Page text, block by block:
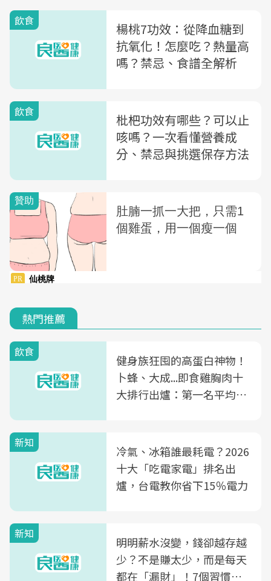
飲食
楊桃7功效：從降血糖到
抗氧化！怎麼吃？熱量高
嗎？禁忌、食譜全解析
飲食
枇杷功效有哪些？可以止
咳嗎？一次看懂營養成
分、禁忌與挑選保存方法
熱門推薦
飲食
健身族狂囤的高蛋白神物！
卜蜂、大成...即食雞胸肉十
大排行出爐：第一名平均一
新知
冷氣、冰箱誰最耗電？2026
十大「吃電家電」排名出
爐，台電教你省下15％電力
新知
明明薪水沒變，錢卻越存越
少？不是賺太少，而是每天
都在「漏財」！7個習慣一